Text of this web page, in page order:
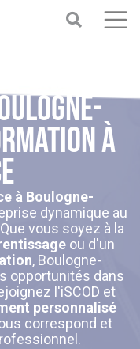
à
à Boulogne-
dynamique au
vous soyez à la
ou d'un
, Boulogne-
opportunités dans
l'iSCOD et
personnalisé
correspond et